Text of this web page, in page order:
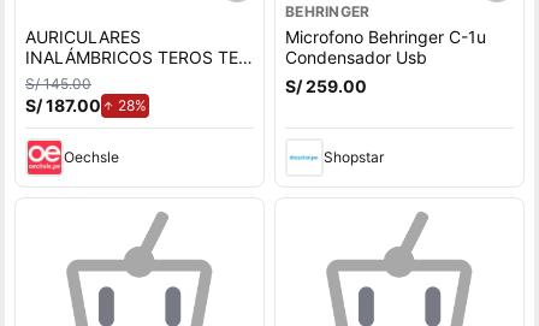
AURICULARES
INALÁMBRICOS TEROS TE-
8038N ANC BLUETOOTH
5.4 USB-C
S/ 145.00
S/ 187.00 28%
Oechsle
BEHRINGER
Microfono Behringer C-1u
Condensador Usb
S/ 259.00
Shopstar